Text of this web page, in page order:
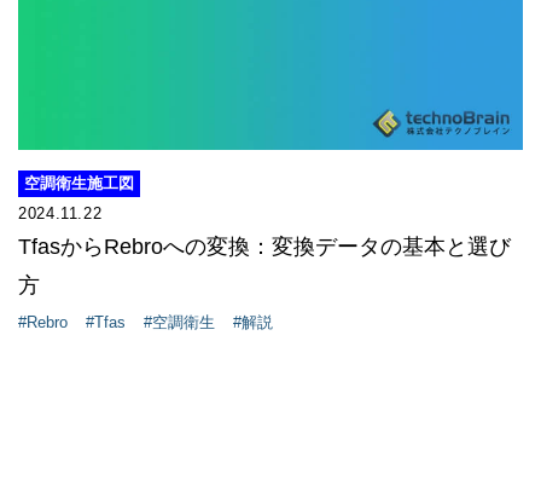
空調衛生施工図​
2024.11.22
TfasからRebroへの変換：変換データの基本と選び
方
#Rebro #Tfas #空調衛生 #解説